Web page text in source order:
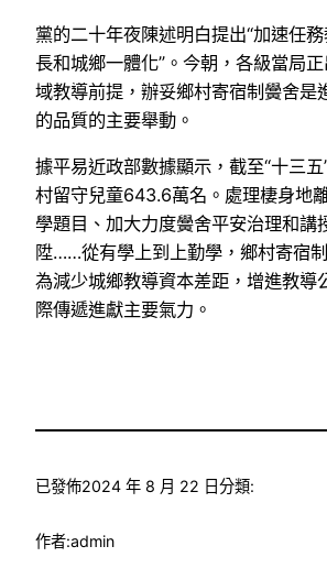
黨的二十年夜陳述明白提出“加速任
長和城鄉一體化”。今朝，各級當局
域教導前提，辦妥鄉村寄宿制黌舍是
的品質的主要舉動。
據平易近政部數據顯示，截至“十三
村留守兒童643.6萬名。處理棲身地
學題目、加大力度黌舍平安治理和講
陞……從有學上到上勤學，鄉村寄宿
為減少城鄉教導資本差距，增進教導
際傳遞進獻主要氣力。
已發佈2024 年 8 月 22 日分類:
作者:admin